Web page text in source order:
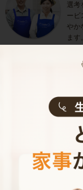
選考
ービ
やか
ます。
お
お掃
ご